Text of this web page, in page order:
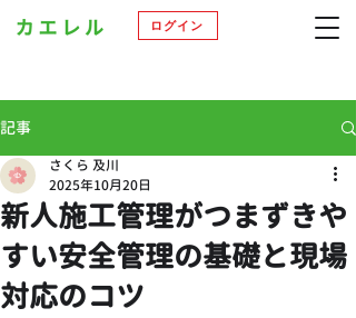
ログイン
記事
新人施工管理がつまずきや
すい安全管理の基礎と現場
対応のコツ
さくら 及川
2025年10月20日